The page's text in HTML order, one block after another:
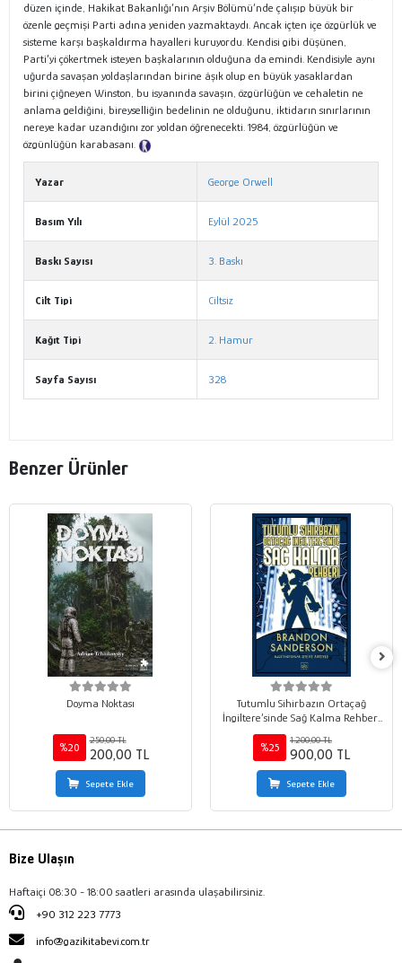
düzen içinde, Hakikat Bakanlığı’nın Arşiv Bölümü’nde çalışıp büyük bir
özenle geçmişi Parti adına yeniden yazmaktaydı. Ancak içten içe özgürlük ve
sisteme karşı başkaldırma hayalleri kuruyordu. Kendisi gibi düşünen,
Parti’yi çökertmek isteyen başkalarının olduğuna da emindi. Kendisiyle aynı
uğurda savaşan yoldaşlarından birine âşık olup en büyük yasaklardan
birini çiğneyen Winston, bu isyanında savaşın, özgürlüğün ve cehaletin ne
anlama geldiğini, bireyselliğin bedelinin ne olduğunu, iktidarın sınırlarının
nereye kadar uzandığını zor yoldan öğrenecekti. 1984, özgürlüğün ve
özgünlüğün karabasanı.
Yazar George Orwell
Basım Yılı Eylül 2025
Baskı Sayısı 3. Baskı
Cilt Tipi Ciltsiz
Kağıt Tipi 2. Hamur
Sayfa Sayısı 328
Benzer Ürünler
Doyma Noktası
%20
250,00 TL
200,00 TL
Sepete Ekle
Tutumlu Sihirbazın Ortaçağ
İngiltere’sinde Sağ Kalma Rehberi
%25
1.200,00 TL
900,00 TL
Sepete Ekle
Bize Ulaşın
Haftaiçi 08:30 - 18:00 saatleri arasında ulaşabilirsiniz.
+90 312 223 7773
info@gazikitabevi.com.tr